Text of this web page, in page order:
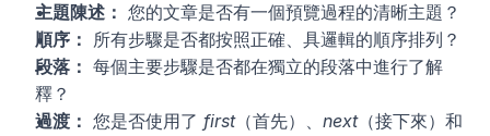
主題陳述： 您的文章是否有一個預覽過程的清晰主題？
順序： 所有步驟是否都按照正確、具邏輯的順序排列？
段落： 每個主要步驟是否都在獨立的段落中進行了解
釋？
過渡： 您是否使用了 first（首先）、 next